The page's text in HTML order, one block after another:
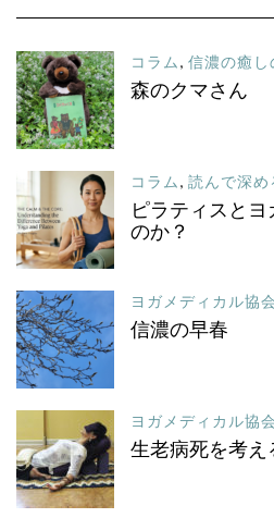
コラム, 信濃の癒し
森のクマさん
コラム, 読んで深め
ピラティスと
のか？
ヨガメディカル協会
信濃の早春
ヨガメディカル協会
生老病死を考え